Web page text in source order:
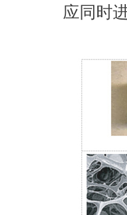
应同时